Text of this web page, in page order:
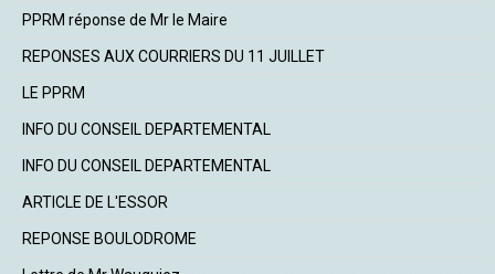
PPRM réponse de Mr le Maire
REPONSES AUX COURRIERS DU 11 JUILLET
LE PPRM
INFO DU CONSEIL DEPARTEMENTAL
INFO DU CONSEIL DEPARTEMENTAL
ARTICLE DE L'ESSOR
REPONSE BOULODROME